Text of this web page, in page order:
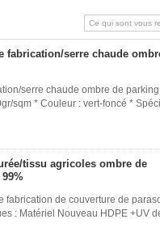
fabrication/serre chaude
serre chaude ombre de
sqm * Couleur : vert-foncé *
tissu agricoles ombre de
fabrication de couverture de
: Matériel Nouveau HDPE +UV